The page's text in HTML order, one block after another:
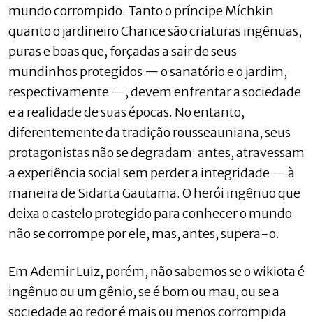
mundo corrompido. Tanto o príncipe Míchkin
quanto o jardineiro Chance são criaturas ingênuas,
puras e boas que, forçadas a sair de seus
mundinhos protegidos — o sanatório e o jardim,
respectivamente —, devem enfrentar a sociedade
e a realidade de suas épocas. No entanto,
diferentemente da tradição rousseauniana, seus
protagonistas não se degradam: antes, atravessam
a experiência social sem perder a integridade — à
maneira de Sidarta Gautama. O herói ingênuo que
deixa o castelo protegido para conhecer o mundo
não se corrompe por ele, mas, antes, supera-o.
Em Ademir Luiz, porém, não sabemos se o wikiota é
ingênuo ou um gênio, se é bom ou mau, ou se a
sociedade ao redor é mais ou menos corrompida